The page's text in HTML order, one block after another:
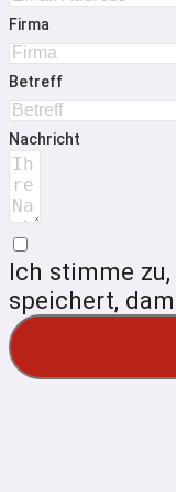
Firma
Betreff
Nachricht
Ich stimme
speichert,